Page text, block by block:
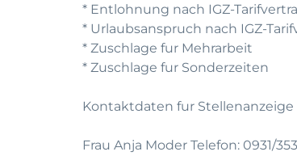
* Entlohnung nach IGZ-
* Urlaubsanspruch nach IGZ-
* Zuschlage fur Mehrarbeit
* Zuschlage fur Sonderzeiten
Kontaktdaten fur Stellenanzeige
Frau Anja Moder Telefon: 0931/